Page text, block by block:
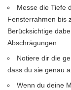
Messe die Tiefe
Fensterrahmen bis
Berücksichtige
Abschrägungen.
Notiere dir die
dass du sie genau
Wenn du deine